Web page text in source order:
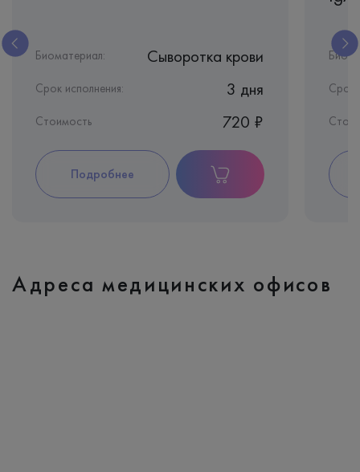
Биоматериал: Сыворотка крови
Срок исполнения: 3 дня
Стоимость 720 ₽
Подробнее
Срок
Адреса медицинских офисов